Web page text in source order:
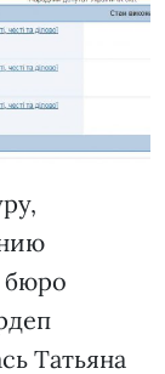
бюро
Татьяна